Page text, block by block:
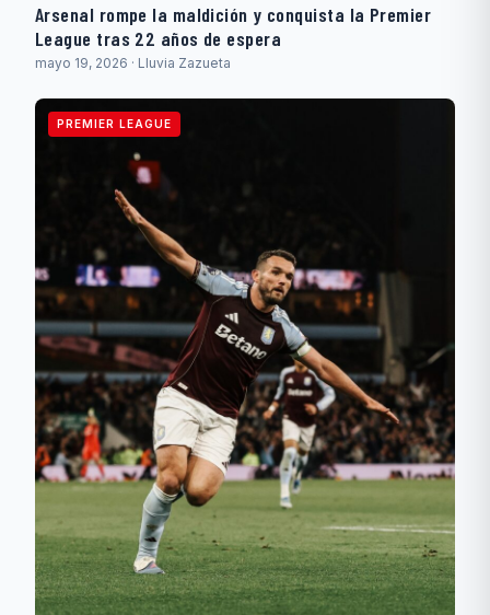
Arsenal rompe la maldición y conquista la Premier
League tras 22 años de espera
mayo 19, 2026 · Lluvia Zazueta
PREMIER LEAGUE